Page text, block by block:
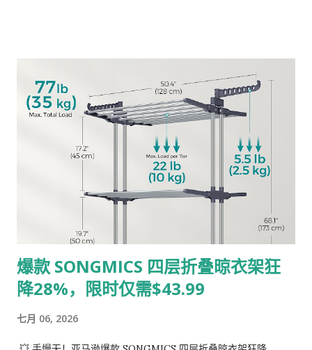
5000+ 好评？ 买一得二，性价比逆天： 这个价格包含的是 2个
装（2 Pack） ！算下来一个只要 11 刀出头，不管是厨房水槽下
还是浴室柜里，直接一步到位全搞定。 空间利用率瞬间翻倍： 采
用双层高低错落设计。底层拥有更高的垂直空间，专门用来放高
瓶的洗洁精、洗衣液、洁厕灵；上层放海绵、抹布、刷子，让原
本凌乱的柜底秒变样板房！ 稳固耐用，承重给力： 托盘采用高品
质 ABS 厚塑料，防潮防水，脏了一擦就干净；配合加粗的防锈支
撑金属杆，放满清洁用品也绝不摇晃。 自带贴心小配件： 每一套
都额外附赠 4 个侧边挂钩，可以挂洗碗刷、抹布、喷雾瓶等小物
件，细节感拉满。 免工具，30秒极速组装： 完全不需要螺丝刀
或复杂的说明书，女生和小哥都能轻松拼好，即开即用！ 📈 真实
买家极力推荐 在亚马逊上，它已经累积了超过 5,200 个全球真实
大家都夸它“非常容易组装”、“完美契合柜子尺寸”、“让大空间变
得井井有条”。 ⚠️ 小编提醒 这种 5 折的“Limited-time deal（限
爆款 SONGMICS 四层折叠晾衣架狂
降28%，限时仅需$43.99
七月 06, 2026